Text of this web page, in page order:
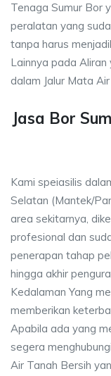
Tenaga Sumur Bor
peralatan yang
tanpa harus
Lainnya pada Aliran
dalam Jalur Mata
Jasa Bor
Kami speiasilis
Selatan (Mantek/
area sekitarnya,
profesional dan
penerapan tahap
hingga akhir
Kedalaman Yang
memberikan
Apabila ada yang
segera
Air Tanah Bersih